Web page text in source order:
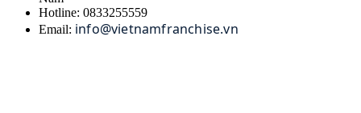
Hotline: 0833255559
Email: info@vietnamfranchise.vn